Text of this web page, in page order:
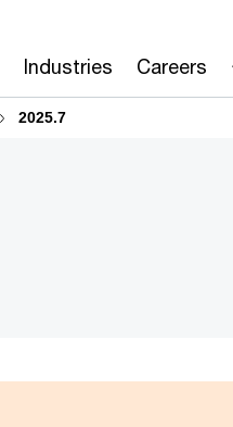
Industries Careers
2025.7